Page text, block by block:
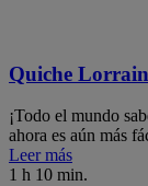
Quiche
¡Todo el mundo
ahora es aún más
Leer más
1 h 10 min.